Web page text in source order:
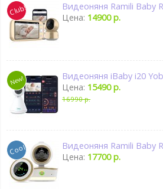
Видеоняня Ramili Baby
Цена: 14900 р.
Видеоняня iBaby i20
Цена: 15490 р.
16990 р.
Видеоняня Ramili Baby
Цена: 17700 р.